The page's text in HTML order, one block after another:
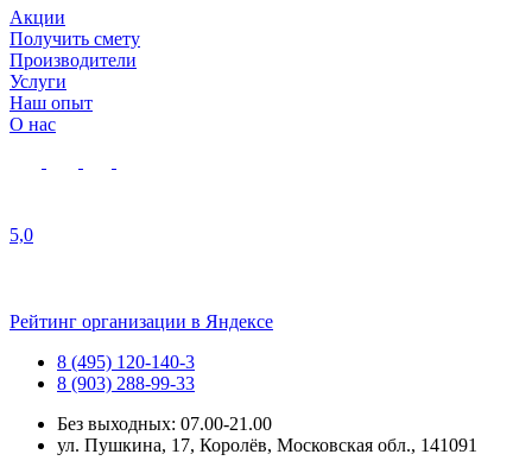
Акции
Получить смету
Производители
Услуги
Наш опыт
О нас
5,0
Рейтинг организации в Яндексе
8 (495) 120-140-3
8 (903) 288-99-33
Без выходных: 07.00-21.00
ул. Пушкина, 17, Королёв, Московская обл., 141091